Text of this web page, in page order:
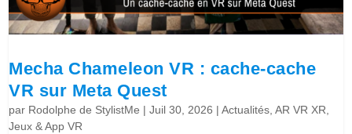
Mecha Chameleon VR : cache-cache
VR sur Meta Quest
par Rodolphe de StylistMe |Juil 30, 2026 |Actualités,AR VR XR,
Jeux & App VR